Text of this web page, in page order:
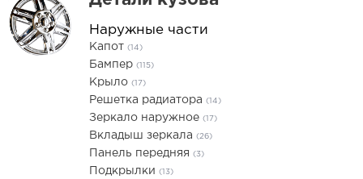
Наружные части
Капот (14)
Бампер (115)
Крыло (17)
Решетка радиатора (14)
Зеркало наружное (17)
Вкладыш зеркала (26)
Панель передняя (3)
Подкрылки (13)